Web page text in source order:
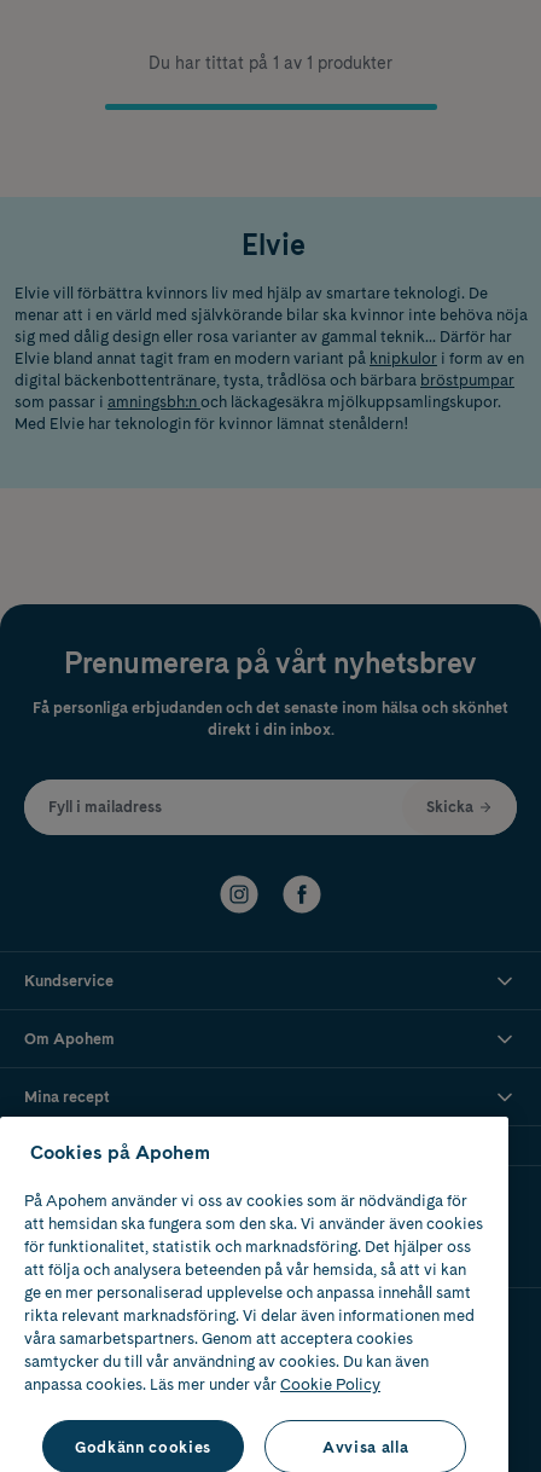
Du har tittat på 1 av 1 produkter
Elvie
Elvie vill förbättra kvinnors liv med hjälp av smartare teknologi. De
menar att i en värld med självkörande bilar ska kvinnor inte behöva nöja
sig med dålig design eller rosa varianter av gammal teknik... Därför har
Elvie bland annat tagit fram en modern variant på knipkulor i form av en
digital bäckenbottentränare, tysta, trådlösa och bärbara bröstpumpar
som passar i amningsbh:n och läckagesäkra mjölkuppsamlingskupor.
Med Elvie har teknologin för kvinnor lämnat stenåldern!
Prenumerera på vårt nyhetsbrev
Få personliga erbjudanden och det senaste inom hälsa och skönhet
direkt i din inbox.
Fyll i mailadress Skicka
Kundservice
Om Apohem
Mina recept
Ladda ner vår app
Apotek med tillstånd
av Läkemedelsverket
Cookies på Apohem
På Apohem använder vi oss av cookies som är nödvändiga för
att hemsidan ska fungera som den ska. Vi använder även cookies
för funktionalitet, statistik och marknadsföring. Det hjälper oss
att följa och analysera beteenden på vår hemsida, så att vi kan
ge en mer personaliserad upplevelse och anpassa innehåll samt
rikta relevant marknadsföring. Vi delar även informationen med
våra samarbetspartners. Genom att acceptera cookies
samtycker du till vår användning av cookies. Du kan även
anpassa cookies. Läs mer under vårCookie Policy
Godkänn cookies Avvisa alla